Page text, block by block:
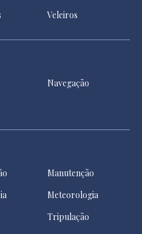
Veleiros
Navegação
Manutenção
Meteorologia
Tripulação